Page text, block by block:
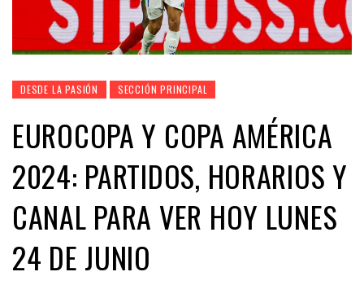
DESDE LA PASIÓN SECCIÓN PRINCIPAL
EUROCOPA Y COPA AMÉRICA
2024: PARTIDOS, HORARIOS Y
CANAL PARA VER HOY LUNES
24 DE JUNIO